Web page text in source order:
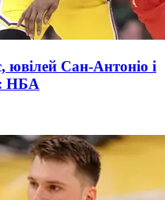
ювілей Сан-Антоніо і
НБА